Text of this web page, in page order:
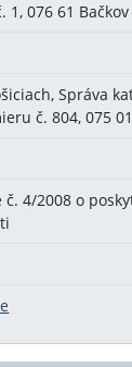
1, 076 61 Bačkov
Správa
č. 804, 075 01
č. 4/2008 o